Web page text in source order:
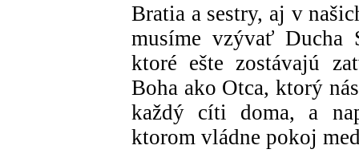
Bratia a sestry, aj v
musíme vzývať Ducha
ktoré ešte zostávajú
Boha ako Otca, ktorý
každý cíti doma, a
ktorom vládne pokoj